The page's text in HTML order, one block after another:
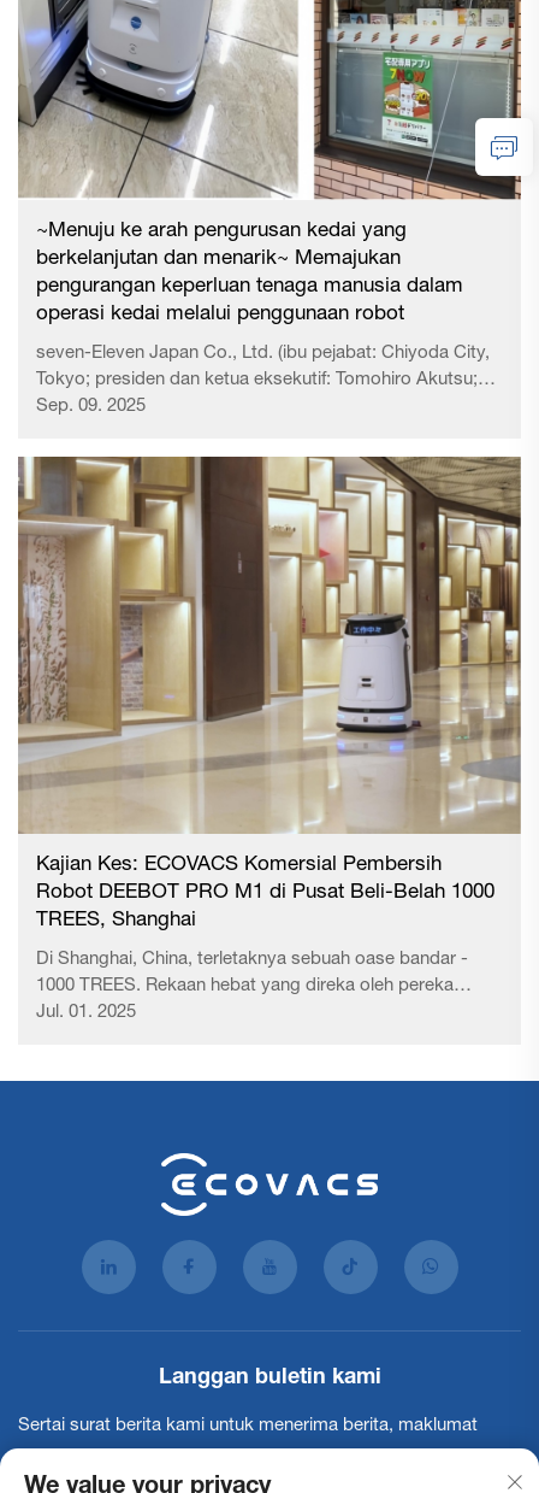
secara automatik. Jika dilakukan secara manual, tugas ini
biasanya mengambil masa kira-kira 10 jam dalam
seminggu...
~Menuju ke arah pengurusan kedai yang
berkelanjutan dan menarik~ Memajukan
pengurangan keperluan tenaga manusia dalam
operasi kedai melalui penggunaan robot
seven-Eleven Japan Co., Ltd. (ibu pejabat: Chiyoda City,
Tokyo; presiden dan ketua eksekutif: Tomohiro Akutsu;
seterusnya dikenali sebagai 'Syarikat Kami') sebelum ini
memperkenalkan peralatan yang membantu pengurangan
keperluan tenaga kerja dan usaha untuk memenuhi
pelbagai perubahan dalam persekitaran kedai serta ke
arah operasi kedai yang mampan. Memandangkan
perkembangan pesat teknologi termasuk kemajuan
dalam teknologi robot pada kebelakangan ini, kami akan
menjalankan ujian penggunaan 'robot penjimatan tenaga
kerja' dan 'sistem perkhidmatan avatar' untuk tugas-
tugas kedai yang boleh diambil alih oleh robot atau
teknologi lain sebagai ganti manusia, bermula pada
September 2025...
Sep. 09. 2025
Kajian Kes: ECOVACS Komersial Pembersih
Robot DEEBOT PRO M1 di Pusat Beli-Belah 1000
TREES, Shanghai
Di Shanghai, China, terletaknya sebuah oase bandar -
1000 TREES. Rekaan hebat yang direka oleh pereka
British terkenal Thomas Heatherwick ini mendapat ilham
Jul. 01. 2025
Langgan buletin kami
Sertai surat berita kami untuk menerima berita, maklumat
We value your privacy